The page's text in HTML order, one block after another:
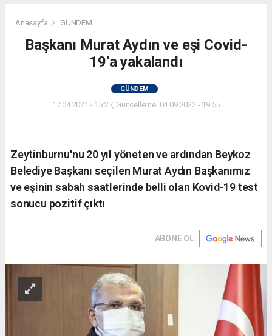
Anasayfa GÜNDEM
Başkanı Murat Aydın ve eşi Covid-
19’a yakalandı
GÜNDEM
17.04.2021 - 15:27, Güncelleme: 04.09.2022 - 19:55
Zeytinburnu'nu 20 yıl yöneten ve ardından Beykoz
Belediye Başkanı seçilen Murat Aydın Başkanımız
ve eşinin sabah saatlerinde belli olan Kovid-19 test
sonucu pozitif çıktı
ABONE OL